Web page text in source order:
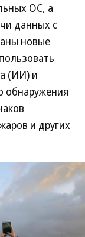
ОС, а
данных с
новые
(ИИ) и
обнаружения
и других